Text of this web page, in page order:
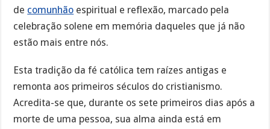
de comunhão espiritual e reflexão, marcado pela
celebração solene em memória daqueles que já não
estão mais entre nós.
Esta tradição da fé católica tem raízes antigas e
remonta aos primeiros séculos do cristianismo.
Acredita-se que, durante os sete primeiros dias após a
morte de uma pessoa, sua alma ainda está em